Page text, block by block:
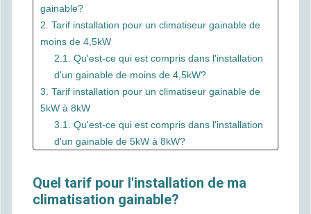
gainable?
2. Tarif installation pour un climatiseur gainable de
moins de 4,5kW
2.1. Qu'est-ce qui est compris dans l'installation
d'un gainable de moins de 4,5kW?
3. Tarif installation pour un climatiseur gainable de
5kW à 8kW
3.1. Qu'est-ce qui est compris dans l'installation
d'un gainable de 5kW à 8kW?
4.1. Qu'est-ce qui est compris dans l'installation
d'un climatiseur gainable de plus de 10kW?
Quel tarif pour l'installation de ma
climatisation gainable?